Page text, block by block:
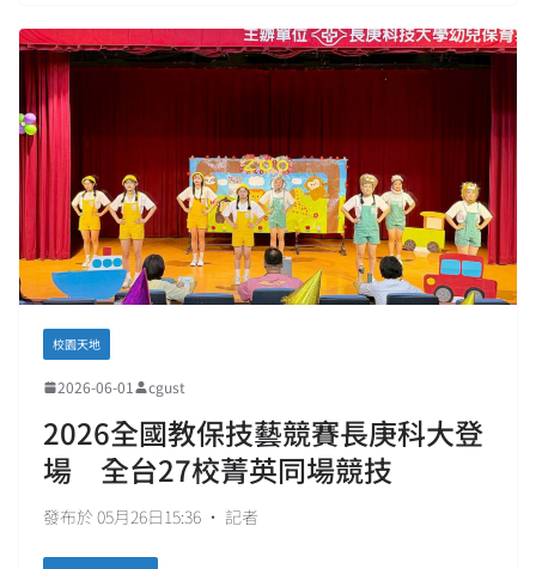
校園天地
2026-06-01 cgust
2026全國教保技藝競賽長庚科大登
場 全台27校菁英同場競技
發布於 05月26日15:36 • 記者